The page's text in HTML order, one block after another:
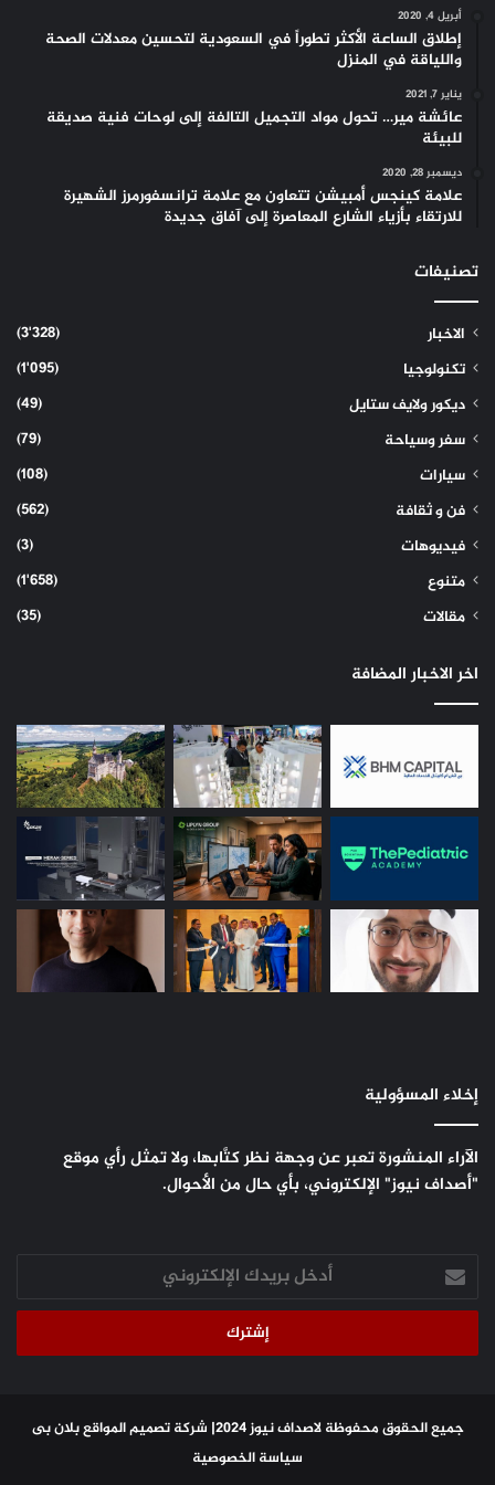
أبريل 4, 2020
إطلاق الساعة الأكثر تطوراً في السعودية لتحسين معدلات الصحة
واللياقة في المنزل
يناير 7, 2021
عائشة مير… تحول مواد التجميل التالفة إلى لوحات فنية صديقة
للبيئة
ديسمبر 28, 2020
علامة كينجس أمبيشن تتعاون مع علامة ترانسفورمرز الشهيرة
للارتقاء بأزياء الشارع المعاصرة إلى آفاق جديدة
تصنيفات
الاخبار
(3٬328)
تكنولوجيا
(1٬095)
ديكور ولايف ستايل
(49)
سفر وسياحة
(79)
سيارات
(108)
فن و ثقافة
(562)
فيديوهات
(3)
متنوع
(1٬658)
مقالات
(35)
اخر الاخبار المضافة
إخلاء المسؤولية
الآراء المنشورة تعبر عن وجهة نظر كتَّابها، ولا تمثل رأي موقع
"أصداف نيوز" الإلكتروني، بأي حال من الأحوال.
أدخل
بريدك
الإلكتروني
جميع الحقوق محفوظة لاصداف نيوز 2024| شركة تصميم المواقعبلان بى
سياسة الخصوصية